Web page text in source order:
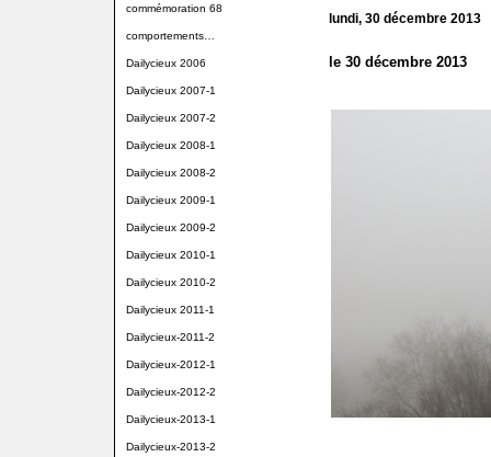
commémoration 68
comportements…
Dailycieux 2006
Dailycieux 2007-1
Dailycieux 2007-2
Dailycieux 2008-1
Dailycieux 2008-2
Dailycieux 2009-1
Dailycieux 2009-2
Dailycieux 2010-1
Dailycieux 2010-2
Dailycieux 2011-1
Dailycieux-2011-2
Dailycieux-2012-1
Dailycieux-2012-2
Dailycieux-2013-1
Dailycieux-2013-2
lundi, 30 décembre 2013
le 30 décembre 2013